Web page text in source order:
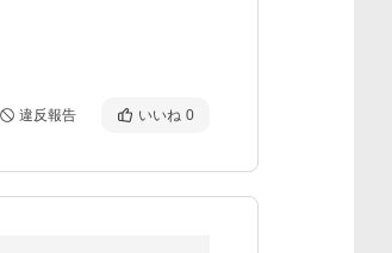
違反報告 いいね 0